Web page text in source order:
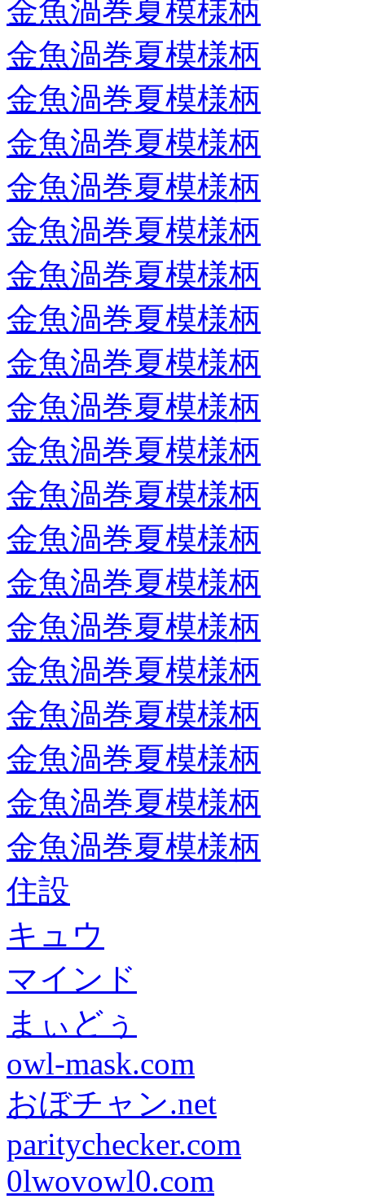
金魚渦巻夏模様柄
金魚渦巻夏模様柄
金魚渦巻夏模様柄
金魚渦巻夏模様柄
金魚渦巻夏模様柄
金魚渦巻夏模様柄
金魚渦巻夏模様柄
金魚渦巻夏模様柄
金魚渦巻夏模様柄
金魚渦巻夏模様柄
金魚渦巻夏模様柄
金魚渦巻夏模様柄
金魚渦巻夏模様柄
金魚渦巻夏模様柄
金魚渦巻夏模様柄
金魚渦巻夏模様柄
金魚渦巻夏模様柄
金魚渦巻夏模様柄
金魚渦巻夏模様柄
金魚渦巻夏模様柄
住設
キュウ
マインド
まぃどぅ
owl-mask.com
おぼチャン.net
paritychecker.com
0lwovowl0.com